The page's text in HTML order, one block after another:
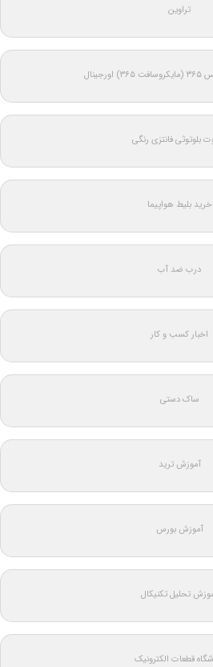
تراوین
بلوتوثی فانتزی رنگی
خرید بلیط هواپیما
درب ضد آب
اخبار کسب و کار
ساک دستی
آموزش ترید
آموزش بورس
تحلیل تکنیکال
قطعات الکترونیک